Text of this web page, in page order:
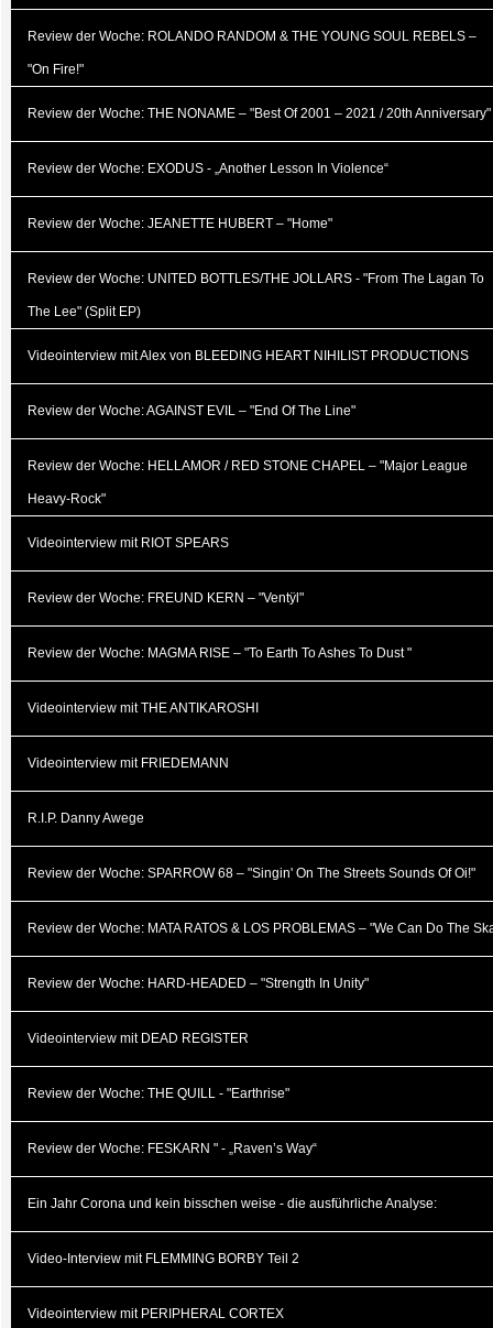
Review der Woche: ROLANDO RANDOM & THE YOUNG SOUL REBELS –
"On Fire!"
Review der Woche: THE NONAME – "Best Of 2001 – 2021 / 20th Anniversary"
Review der Woche: EXODUS - „Another Lesson In Violence“
Review der Woche: JEANETTE HUBERT – "Home"
Review der Woche: UNITED BOTTLES/THE JOLLARS - "From The Lagan To
The Lee" (Split EP)
Videointerview mit Alex von BLEEDING HEART NIHILIST PRODUCTIONS
Review der Woche: AGAINST EVIL – "End Of The Line"
Review der Woche: HELLAMOR / RED STONE CHAPEL – "Major League
Heavy-Rock"
Videointerview mit RIOT SPEARS
Review der Woche: FREUND KERN – "Ventÿl"
Review der Woche: MAGMA RISE – "To Earth To Ashes To Dust "
Videointerview mit THE ANTIKAROSHI
Videointerview mit FRIEDEMANN
R.I.P. Danny Awege
Review der Woche: SPARROW 68 – "Singin' On The Streets Sounds Of Oi!"
Review der Woche: MATA RATOS & LOS PROBLEMAS – "We Can Do The
Review der Woche: HARD-HEADED – "Strength In Unity"
Videointerview mit DEAD REGISTER
Review der Woche: THE QUILL - "Earthrise"
Review der Woche: FESKARN " - „Raven’s Way“
Ein Jahr Corona und kein bisschen weise - die ausführliche Analyse:
Video-Interview mit FLEMMING BORBY Teil 2
Videointerview mit PERIPHERAL CORTEX